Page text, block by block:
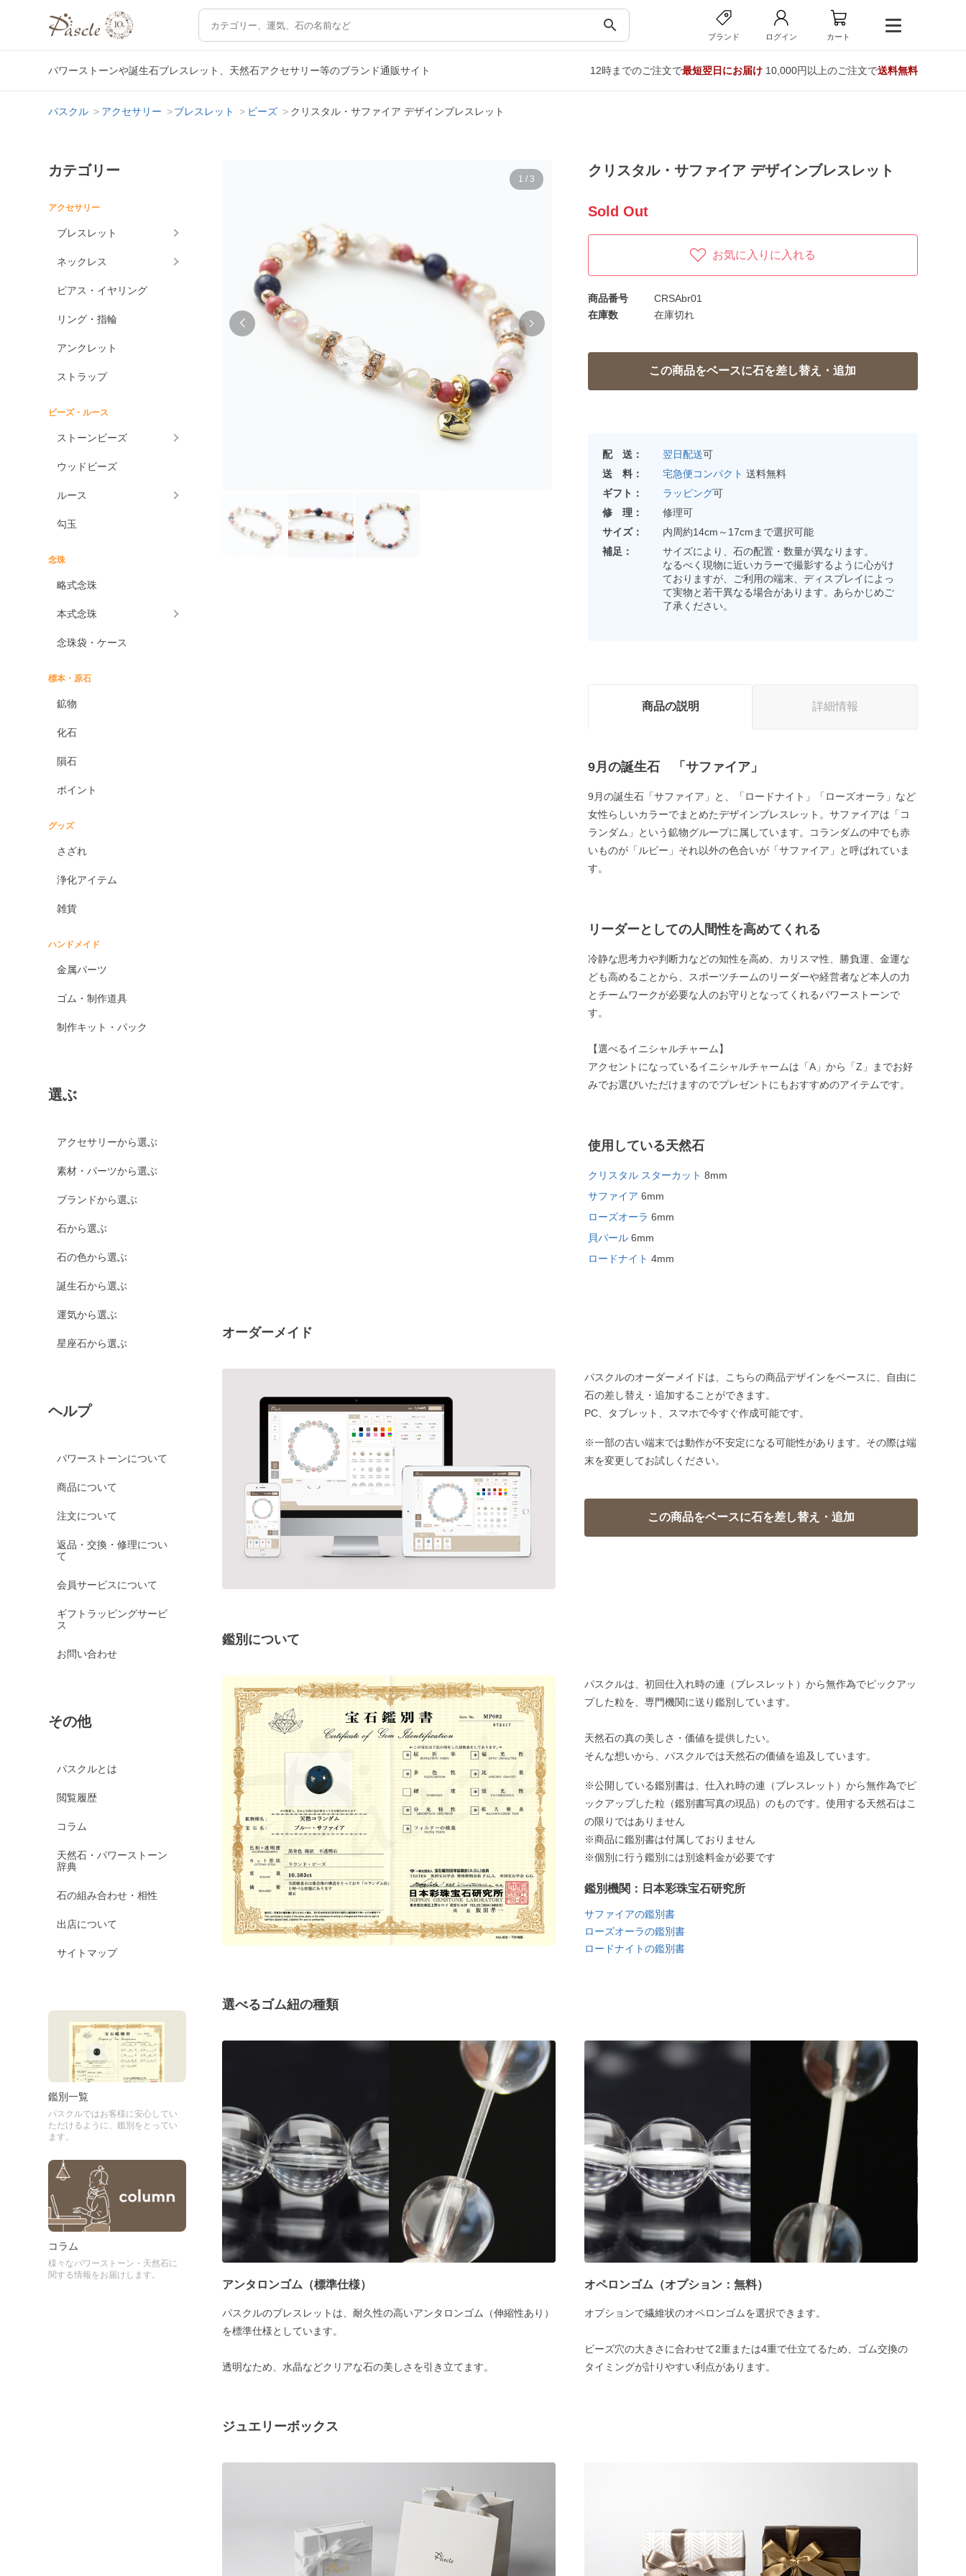
search
ブランド ログイン カート
パワーストーンや誕生石ブレスレット、天然石アクセサリー等のブランド通販サイト 12時までのご注文で最短翌日にお届け10,000円以上のご注文で送料無料
パスクル アクセサリー ブレスレット ビーズ クリスタル・サファイア デザインブレスレット
カテゴリー
アクセサリー
ブレスレット
ネックレス
ピアス・イヤリング
リング・指輪
アンクレット
ストラップ
ビーズ・ルース
ストーンビーズ
ウッドビーズ
ルース
勾玉
念珠
略式念珠
本式念珠
念珠袋・ケース
標本・原石
鉱物
化石
隕石
ポイント
グッズ
さざれ
浄化アイテム
雑貨
ハンドメイド
金属パーツ
ゴム・制作道具
制作キット・パック
選ぶ
アクセサリーから選ぶ
素材・パーツから選ぶ
ブランドから選ぶ
石から選ぶ
石の色から選ぶ
誕生石から選ぶ
運気から選ぶ
星座石から選ぶ
ヘルプ
パワーストーンについて
商品について
注文について
返品・交換・修理につい
て
会員サービスについて
ギフトラッピングサービ
ス
お問い合わせ
その他
パスクルとは
閲覧履歴
コラム
天然石・パワーストーン
辞典
石の組み合わせ・相性
出店について
サイトマップ
鑑別一覧
パスクルではお客様に安心してい
ただけるように、鑑別をとってい
ます。
コラム
様々なパワーストーン・天然石に
関する情報をお届けします。
1 / 3
クリスタル・サファイア デザインブレスレット
Sold Out
お気に入りに入れる
商品番号
CRSAbr01
在庫数
在庫切れ
配 送： 翌日配送可
送 料：
宅急便コンパクト 送料無料
ギフト：
ラッピング可
修 理：
修理可
サイズ：
内周約14cm～17cmまで選択可能
補足：
サイズにより、石の配置・数量が異なります。
なるべく現物に近いカラーで撮影するように心がけ
ておりますが、ご利用の端末、ディスプレイによっ
て実物と若干異なる場合があります。あらかじめご
了承ください。
商品の説明 詳細情報
9月の誕生石 「サファイア」
9月の誕生石「サファイア」と、「ロードナイト」「ローズオーラ」など
女性らしいカラーでまとめたデザインブレスレット。サファイアは「コ
ランダム」という鉱物グループに属しています。コランダムの中でも赤
いものが「ルビー」それ以外の色合いが「サファイア」と呼ばれていま
す。
リーダーとしての人間性を高めてくれる
冷静な思考力や判断力などの知性を高め、カリスマ性、勝負運、金運な
ども高めることから、スポーツチームのリーダーや経営者など本人の力
とチームワークが必要な人のお守りとなってくれるパワーストーンで
す。
【選べるイニシャルチャーム】
アクセントになっているイニシャルチャームは「A」から「Z」までお好
みでお選びいただけますのでプレゼントにもおすすめのアイテムです。
使用している天然石
クリスタル スターカット 8mm
サファイア 6mm
ローズオーラ 6mm
貝パール6mm
ロードナイト 4mm
オーダーメイド
パスクルのオーダーメイドは、こちらの商品デザインをベースに、自由に
石の差し替え・追加することができます。
PC、タブレット、スマホで今すぐ作成可能です。
※一部の古い端末では動作が不安定になる可能性があります。その際は端
末を変更してお試しください。
鑑別について
パスクルは、初回仕入れ時の連（ブレスレット）から無作為でピックアッ
プした粒を、専門機関に送り鑑別しています。
天然石の真の美しさ・価値を提供したい。
そんな想いから、パスクルでは天然石の価値を追及しています。
※公開している鑑別書は、仕入れ時の連（ブレスレット）から無作為でピ
ックアップした粒（鑑別書写真の現品）のものです。使用する天然石はこ
の限りではありません
※商品に鑑別書は付属しておりません
※個別に行う鑑別には別途料金が必要です
鑑別機関：日本彩珠宝石研究所
サファイアの鑑別書
ローズオーラの鑑別書
ロードナイトの鑑別書
選べるゴム紐の種類
アンタロンゴム（標準仕様）
パスクルのブレスレットは、耐久性の高いアンタロンゴム（伸縮性あり）
を標準仕様としています。
透明なため、水晶などクリアな石の美しさを引き立てます。
オペロンゴム（オプション：無料）
オプションで繊維状のオペロンゴムを選択できます。
ビーズ穴の大きさに合わせて2重または4重で仕立てるため、ゴム交換の
タイミングが計りやすい利点があります。
ジュエリーボックス